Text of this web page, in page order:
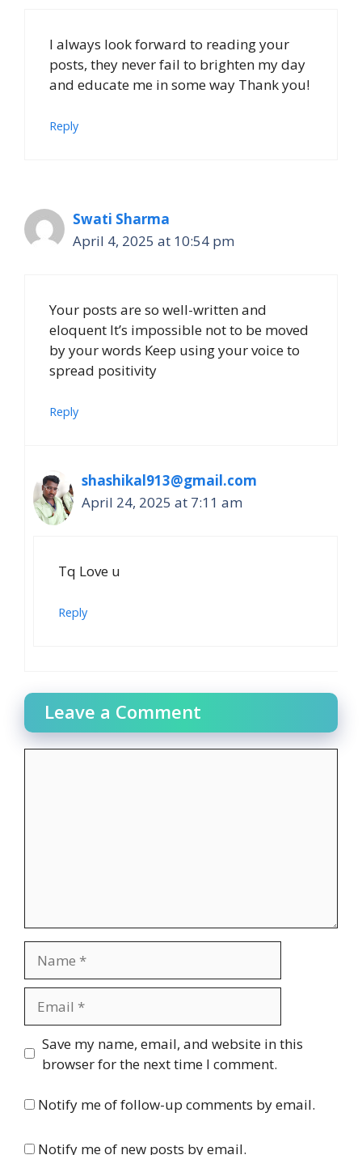
I always look forward to reading your
posts, they never fail to brighten my day
and educate me in some way Thank you!
Reply
Swati Sharma
April 4, 2025 at 10:54 pm
Your posts are so well-written and
eloquent It’s impossible not to be moved
by your words Keep using your voice to
spread positivity
Reply
shashikal913@gmail.com
April 24, 2025 at 7:11 am
Tq Love u
Reply
Leave a Comment
Website
Save my name, email, and website in this
browser for the next time I comment.
Notify me of follow-up comments by email.
Notify me of new posts by email.